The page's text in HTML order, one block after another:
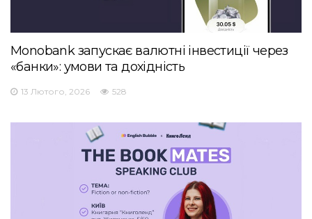
Monobank запускає валютні інвестиції через
«банки»: умови та дохідність
13 Лютого, 2026 528